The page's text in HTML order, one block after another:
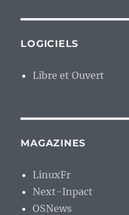
LOGICIELS
Libre et Ouvert
MAGAZINES
LinuxFr
Next-Inpact
OSNews